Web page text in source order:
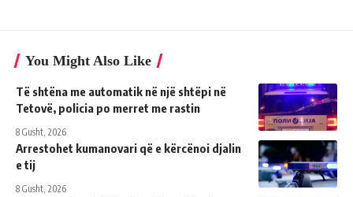
You Might Also Like
Të shtëna me automatik në një shtëpi në
Tetovë, policia po merret me rastin
8 Gusht, 2026
Arrestohet kumanovari që e kërcënoi djalin
e tij
8 Gusht, 2026